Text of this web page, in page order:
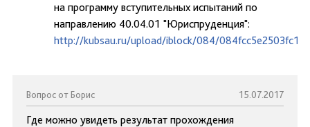
на программу вступительных испытаний по
направлению 40.04.01 "Юриспруденция":
http://kubsau.ru/upload/iblock/084/
Вопрос от Борис 15.07.2017
Где можно увидеть результат прохождения